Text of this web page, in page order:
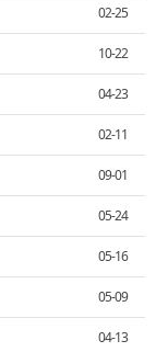
02-25
10-22
04-23
02-11
09-01
05-24
05-16
05-09
04-13